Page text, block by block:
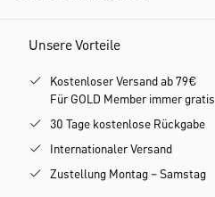
Unsere Vorteile
Kostenloser Versand ab 79€
Für GOLD Member immer gratis
30 Tage kostenlose Rückgabe
Internationaler Versand
Zustellung Montag – Samstag